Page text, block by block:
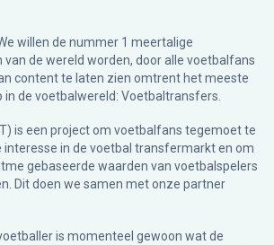
willen de nummer 1 meertalige
de wereld worden, door alle voetbalfans
content te laten zien omtrent het meeste
in de voetbalwereld: Voetbaltransfers.
is een project om voetbalfans tegemoet te
interesse in de voetbal transfermarkt en om
gebaseerde waarden van voetbalspelers
Dit doen we samen met onze partner
is momenteel gewoon wat de